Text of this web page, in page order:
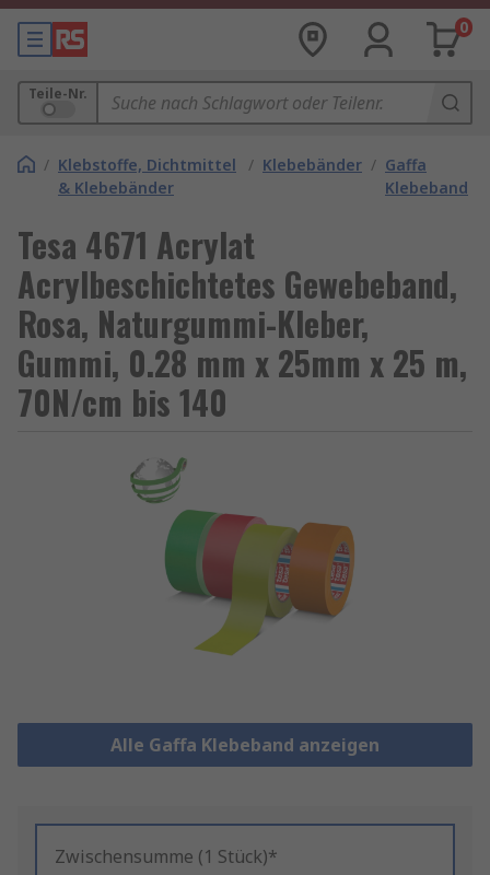
0
Teile-Nr.
/ Klebstoffe, Dichtmittel
& Klebebänder
/ Klebebänder / Gaffa
Klebeband
Tesa 4671 Acrylat
Acrylbeschichtetes Gewebeband,
Rosa, Naturgummi-Kleber,
Gummi, 0.28 mm x 25mm x 25 m,
70N/cm bis 140
Alle Gaffa Klebeband anzeigen
Zwischensumme (1 Stück)*